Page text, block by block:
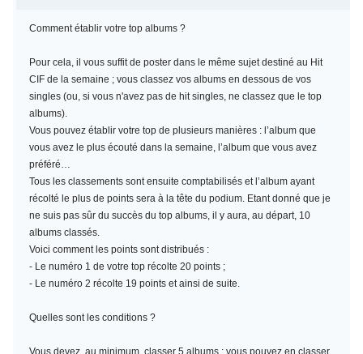
Comment établir votre top albums ?
Pour cela, il vous suffit de poster dans le même sujet destiné au Hit
CIF de la semaine ; vous classez vos albums en dessous de vos
singles (ou, si vous n'avez pas de hit singles, ne classez que le top
albums).
Vous pouvez établir votre top de plusieurs manières : l’album que
vous avez le plus écouté dans la semaine, l’album que vous avez
préféré…
Tous les classements sont ensuite comptabilisés et l’album ayant
récolté le plus de points sera à la tête du podium. Etant donné que je
ne suis pas sûr du succès du top albums, il y aura, au départ, 10
albums classés.
Voici comment les points sont distribués :
- Le numéro 1 de votre top récolte 20 points ;
- Le numéro 2 récolte 19 points et ainsi de suite.
Quelles sont les conditions ?